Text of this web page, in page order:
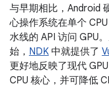
与早期相比，Android
心操作系统在单个
水线的 API 访问 GPU
始， NDK 中就提供了
更好地反映了现代
CPU 核心，并可降低